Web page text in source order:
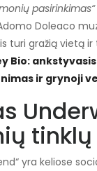
pasirinkimas“
Doleaco
turi gražią vietą
Bio:
ir grynoji
yra keliose